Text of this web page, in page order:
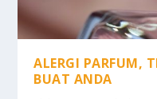
ALERGI PARFUM,
BUAT ANDA